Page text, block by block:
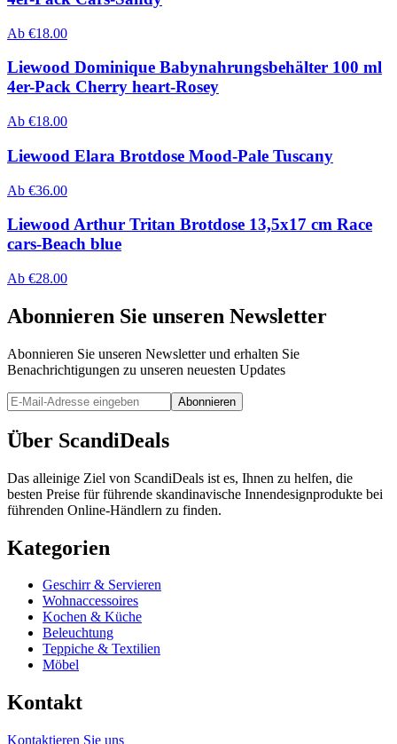
Ab €18.00
Liewood Dominique Babynahrungsbehälter 100 ml
4er-Pack Cherry heart-Rosey
Ab €18.00
Liewood Elara Brotdose Mood-Pale Tuscany
Ab €36.00
Liewood Arthur Tritan Brotdose 13,5x17 cm Race
cars-Beach blue
Ab €28.00
Abonnieren Sie unseren Newsletter
Abonnieren Sie unseren Newsletter und erhalten Sie
Benachrichtigungen zu unseren neuesten Updates
Abonnieren
Über ScandiDeals
Das alleinige Ziel von ScandiDeals ist es, Ihnen zu helfen, die
besten Preise für führende skandinavische Innendesignprodukte bei
führenden Online-Händlern zu finden.
Kategorien
Geschirr & Servieren
Wohnaccessoires
Kochen & Küche
Beleuchtung
Teppiche & Textilien
Möbel
Kontakt
Kontaktieren Sie uns